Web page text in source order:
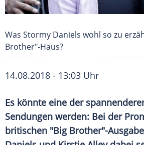
Was Stormy Daniels wohl so zu
Brother"-Haus?
14.08.2018 - 13:03 Uhr
Es könnte eine der
Sendungen werden: Bei der
britischen "Big Brother"-